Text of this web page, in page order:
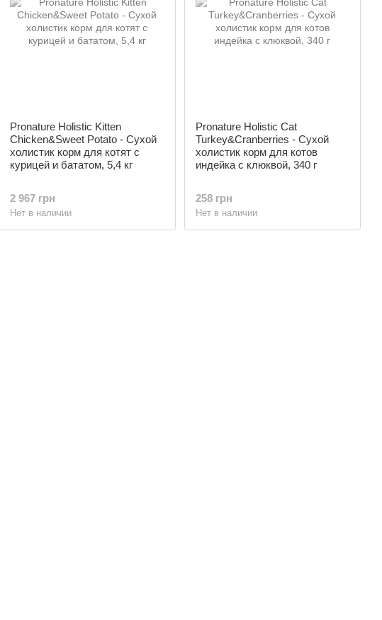
Pronature Holistic Kitten
Chicken&Sweet Potato - Сухой
холистик корм для котят с
курицей и бататом, 5,4 кг
2 967 грн
Нет в наличии
Pronature Holistic Cat
Turkey&Cranberries - Сухой
холистик корм для котов
индейка с клюквой, 340 г
258 грн
Нет в наличии